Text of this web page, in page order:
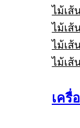
ไม้เส้
ไม้เส้
ไม้เส้
ไม้เส้
เครื่